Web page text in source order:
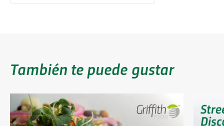
También te puede gustar